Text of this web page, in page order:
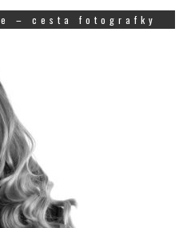
– cesta fotografky